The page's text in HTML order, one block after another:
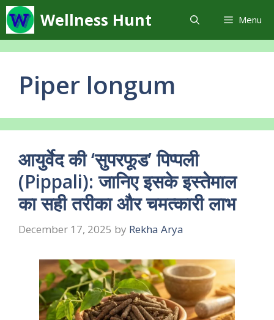
Skip
to
content
Wellness Hunt Menu
Piper longum
आयुर्वेद की ‘सुपरफूड’ पिप्पली
(Pippali): जानिए इसके इस्तेमाल
का सही तरीका और चमत्कारी लाभ
December 17, 2025 by Rekha Arya